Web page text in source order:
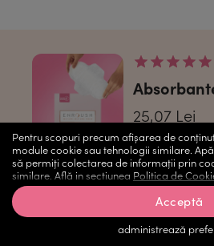
25,07 Lei
Protecția ta
Absorbție
Pentru scopuri precum afișarea de
module cookie sau tehnologii similare.
să permiți colectarea de informații prin
similare. Află in sectiunea Politica de
uri, inclusiv despre posibilitatea retragerii
Acceptă
administrează